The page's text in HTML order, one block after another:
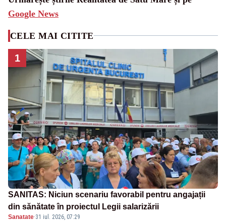
Google News
CELE MAI CITITE
1
SANITAS: Niciun scenariu favorabil pentru angajații
din sănătate în proiectul Legii salarizării
Sanatate·31 iul. 2026, 07:29